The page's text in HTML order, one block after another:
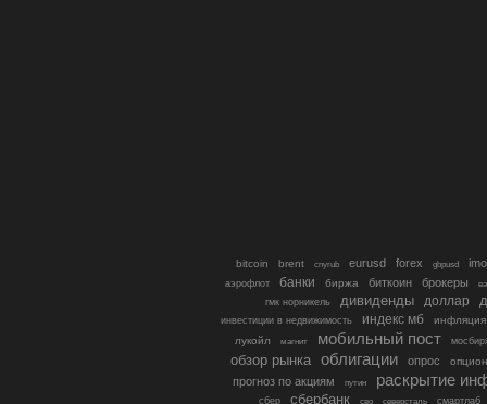
bitcoin brent cnyrub eurusd forex gbpusd
аэрофлот банки биржа биткоин брокеры
гмк норникель
дивиденды доллар
инвестиции в недвижимость индекс мб
инфляция
лукойл
магнит мобильный пост
обзор рынка облигации опрос
прогноз по акциям путин раскрытие
сбер сбербанк сво северсталь смартлаб